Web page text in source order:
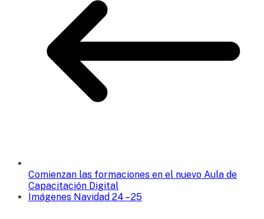
Comienzan las formaciones en el nuevo Aula de
Capacitación Digital
Imágenes Navidad 24 – 25